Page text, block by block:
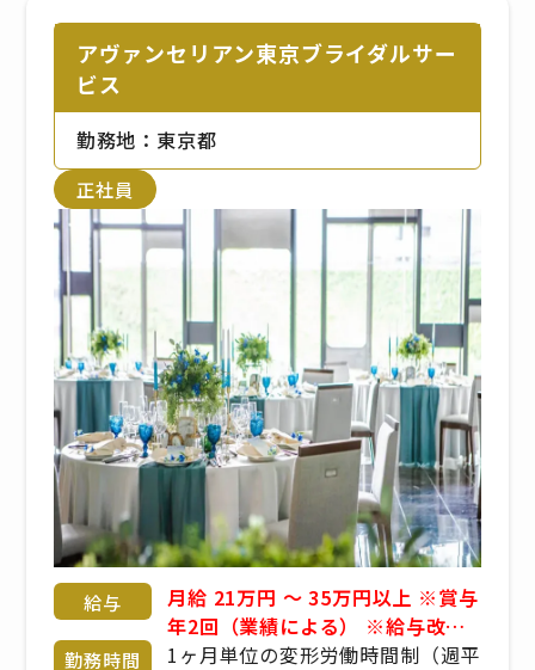
■地下鉄 都営浅草線
「新橋駅」JR・汐留側改札より徒
歩3分。
「新橋駅」JR方面改札口より徒歩
5分。
「汐留駅」東出口より徒歩2分。
アヴァンセリアン東京ブライダルサー
ビス
勤務地：東京都
正社員
給与
月給 21万円 〜 35万円以上 ※賞与
年2回（業績による） ※給与改定
年2回 ※経験・年齢・能力考慮 応
勤務時間
1ヶ月単位の変形労働時間制（週平